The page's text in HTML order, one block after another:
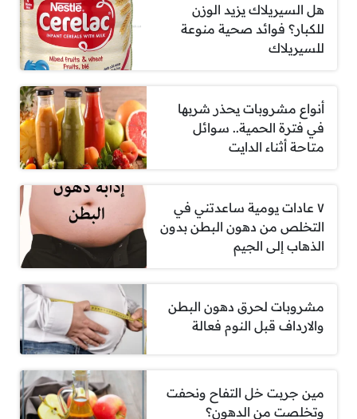
هل السيريلاك يزيد الوزن
للكبار؟ فوائد صحية منوعة
للسيريلاك
أنواع مشروبات يحذر شربها
في فترة الحمية.. سوائل
متاحة أثناء الدايت
٧ عادات يومية ساعدتني في
التخلص من دهون البطن بدون
الذهاب إلى الجيم
مشروبات لحرق دهون البطن
والارداف قبل النوم فعالة
مين جربت خل التفاح ونحفت
وتخلصت من الدهون؟